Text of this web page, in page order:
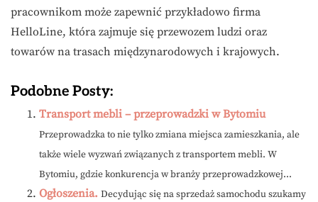
pracownikom może zapewnić przykładowo firma
HelloLine, która zajmuje się przewozem ludzi oraz
towarów na trasach międzynarodowych i krajowych.
Podobne Posty:
Transport mebli – przeprowadzki w Bytomiu
Przeprowadzka to nie tylko zmiana miejsca zamieszkania, ale
także wiele wyzwań związanych z transportem mebli. W
Bytomiu, gdzie konkurencja w branży przeprowadzkowej...
Ogłoszenia. Decydując się na sprzedaż samochodu szukamy